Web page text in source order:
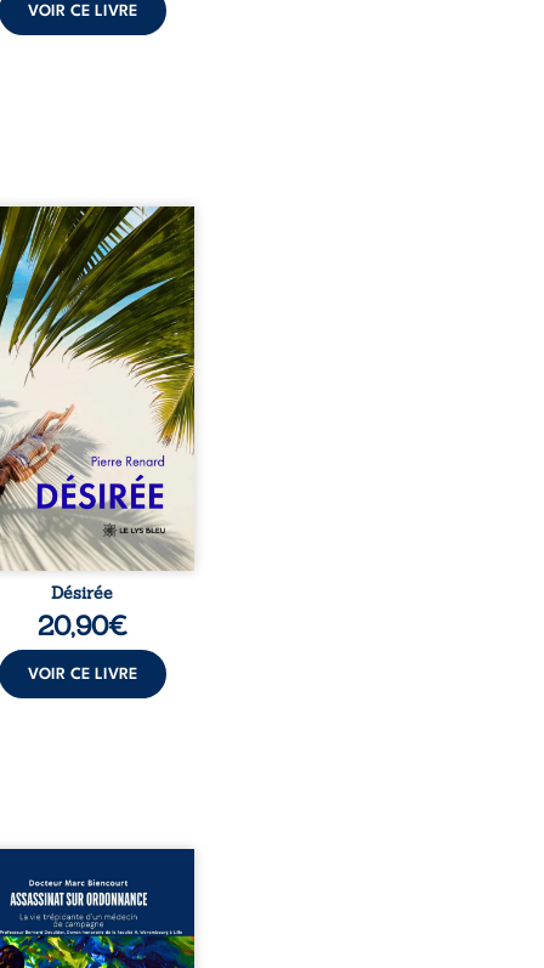
VOIR CE LIVRE
Pierre, jeune retraité,
qu’il est devenu une
femme métissée de
ans. À peine a-t-il
à apprivoiser ce
corps qu’Ange surgit
sa vie et fait vaciller
ses certitudes. Entre
est immédiate,
jusqu’à ce qu’un
familial fasse planer
: et s’ils étaient
demi-frère et ...
Désirée
20,90€
VOIR CE LIVRE
sur ordonnance –
trépidante d’un médecin
est la réédition
et actualisée du
du Docteur Marc